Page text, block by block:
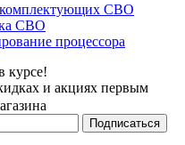
СВО
СВО
процессора
курсе!
и акциях первым